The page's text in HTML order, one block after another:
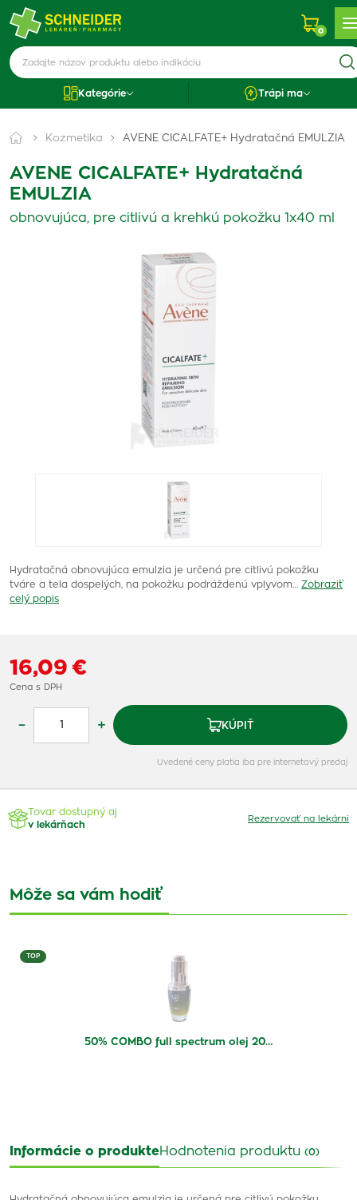
0
Kategórie Trápi ma
Kozmetika AVENE CICALFATE+ Hydratačná EMULZIA
AVENE CICALFATE+ Hydratačná
EMULZIA
obnovujúca, pre citlivú a krehkú pokožku 1x40 ml
Hydratačná obnovujúca emulzia je určená pre citlivú pokožku
tváre a tela dospelých, na pokožku podráždenú vplyvom…
Zobraziť
celý popis
16,09 €
Cena s DPH
– + KÚPIŤ
Uvedené ceny platia iba pre internetový predaj
Tovar dostupný aj
v lekárňach
Rezervovať na lekárni
Môže sa vám hodiť
TOP
50% COMBO full spectrum olej 20…
Informácie o produkteHodnotenia produktu (0)